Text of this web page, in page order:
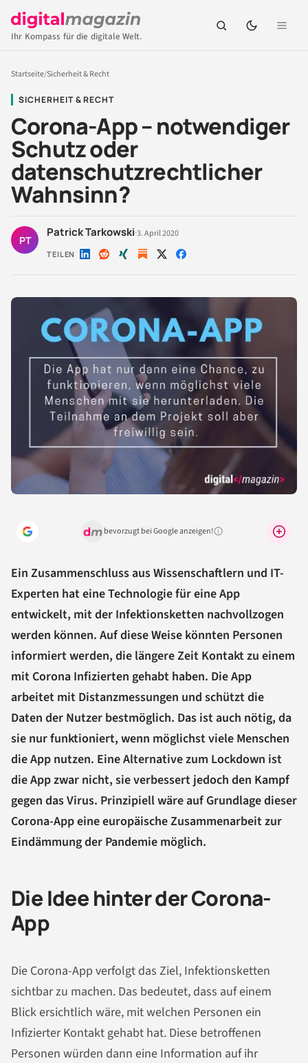
Ihr Kompass für die digitale Welt.
Startseite/Sicherheit & Recht
SICHERHEIT & RECHT
Corona-App – notwendiger
Schutz oder
datenschutzrechtlicher
Wahnsinn?
PT
Patrick Tarkowski·3. April 2020
TEILEN Auf Auf Auf Auf Auf
bevorzugt bei Google anzeigen!Warum lohnt sich das?
Ein Zusammenschluss aus Wissenschaftlern und IT-
Experten hat eine Technologie für eine App
entwickelt, mit der Infektionsketten nachvollzogen
werden können. Auf diese Weise könnten Personen
informiert werden, die längere Zeit Kontakt zu einem
mit Corona Infizierten gehabt haben. Die App
arbeitet mit Distanzmessungen und schützt die
Daten der Nutzer bestmöglich. Das ist auch nötig, da
sie nur funktioniert, wenn möglichst viele Menschen
die App nutzen. Eine Alternative zum Lockdown ist
die App zwar nicht, sie verbessert jedoch den Kampf
gegen das Virus. Prinzipiell wäre auf Grundlage dieser
Corona-App eine europäische Zusammenarbeit zur
Eindämmung der Pandemie möglich.
Die Idee hinter der Corona-
App
Die Corona-App verfolgt das Ziel, Infektionsketten
sichtbar zu machen. Das bedeutet, dass auf einem
Blick ersichtlich wäre, mit welchen Personen ein
Infizierter Kontakt gehabt hat. Diese betroffenen
Personen würden dann eine Information auf ihr